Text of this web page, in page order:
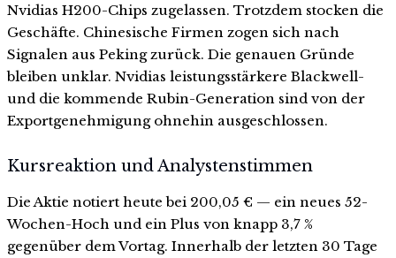
Nvidias H200-Chips zugelassen. Trotzdem stocken die
Geschäfte. Chinesische Firmen zogen sich nach
Signalen aus Peking zurück. Die genauen Gründe
bleiben unklar. Nvidias leistungsstärkere Blackwell-
und die kommende Rubin-Generation sind von der
Exportgenehmigung ohnehin ausgeschlossen.
Kursreaktion und Analystenstimmen
Die Aktie notiert heute bei 200,05 € — ein neues 52-
Wochen-Hoch und ein Plus von knapp 3,7 %
gegenüber dem Vortag. Innerhalb der letzten 30 Tage